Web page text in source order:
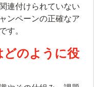
連付けられていない
ンペーンの正確なア
す。
のように役